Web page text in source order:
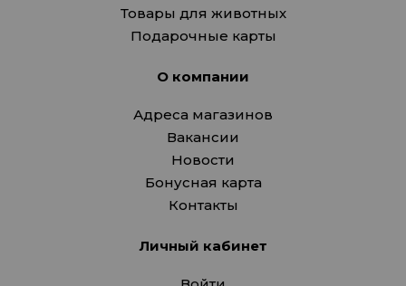
Товары для животных
Подарочные карты
О компании
Адреса магазинов
Вакансии
Новости
Бонусная карта
Контакты
Личный кабинет